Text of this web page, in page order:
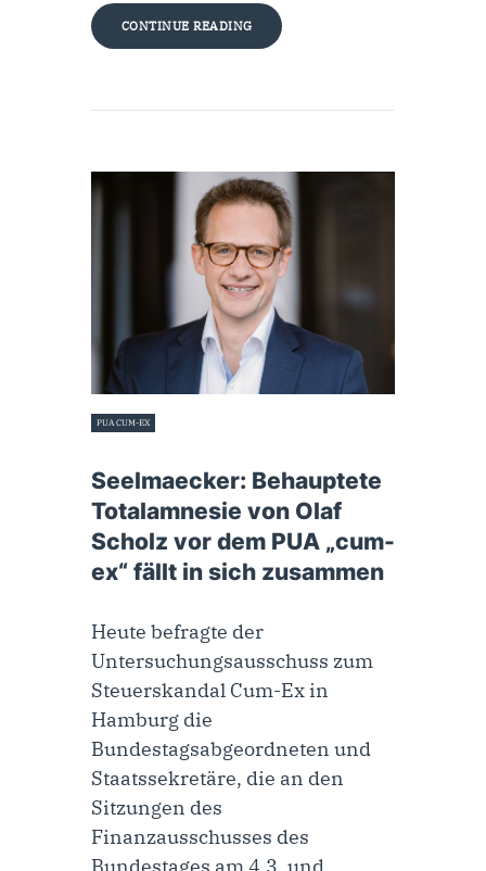
CONTINUE READING
PUA CUM-EX
Seelmaecker: Behauptete
Totalamnesie von Olaf
Scholz vor dem PUA „cum-
ex“ fällt in sich zusammen
Heute befragte der
Untersuchungsausschuss zum
Steuerskandal Cum-Ex in
Hamburg die
Bundestagsabgeordneten und
Staatssekretäre, die an den
Sitzungen des
Finanzausschusses des
Bundestages am 4.3. und